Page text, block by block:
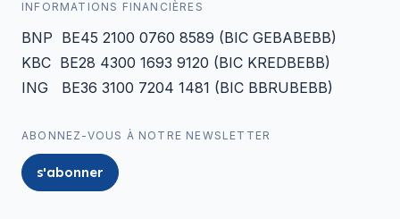
INFORMATIONS FINANCIÈRES
BNP BE45 2100 0760 8589 (BIC GEBABEBB)
KBC BE28 4300 1693 9120 (BIC KREDBEBB)
ING BE36 3100 7204 1481 (BIC BBRUBEBB)
ABONNEZ-VOUS À NOTRE NEWSLETTER
s'abonner